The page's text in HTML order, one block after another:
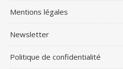
Mentions légales
Newsletter
Politique de confidentialité